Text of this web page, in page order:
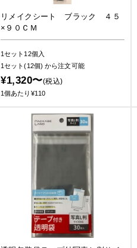
リメイクシート ブラック ４５
×９０ＣＭ
1セット12個入
1セット(12個)から注文可能
¥1,320〜(税込)
1個あたり¥110